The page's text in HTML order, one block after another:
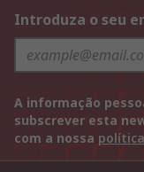
Introduza o seu
A informação
subscrever esta
com a nossa